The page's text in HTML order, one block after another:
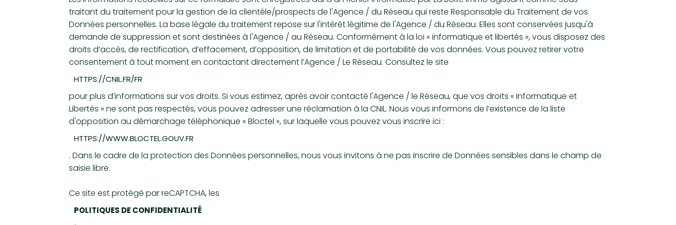
traitant du traitement pour la gestion de la clientèle/prospects de l'Agence / du Réseau qui reste Responsable du Traitement de vos
Données personnelles. La base légale du traitement repose sur l'intérêt légitime de l'Agence / du Réseau. Elles sont conservées jusqu'à
demande de suppression et sont destinées à l'Agence / au Réseau. Conformément à la loi « informatique et libertés », vous disposez des
droits d’accès, de rectification, d’effacement, d’opposition, de limitation et de portabilité de vos données. Vous pouvez retirer votre
consentement à tout moment en contactant directement l’Agence / Le Réseau. Consultez le site
HTTPS://CNIL.FR/FR
pour plus d’informations sur vos droits. Si vous estimez, après avoir contacté l'Agence / le Réseau, que vos droits « Informatique et
Libertés » ne sont pas respectés, vous pouvez adresser une réclamation à la CNIL. Nous vous informons de l’existence de la liste
d'opposition au démarchage téléphonique « Bloctel », sur laquelle vous pouvez vous inscrire ici :
HTTPS://WWW.BLOCTEL.GOUV.FR
. Dans le cadre de la protection des Données personnelles, nous vous invitons à ne pas inscrire de Données sensibles dans le champ de
saisie libre.
Ce site est protégé par reCAPTCHA, les
POLITIQUES DE CONFIDENTIALITÉ